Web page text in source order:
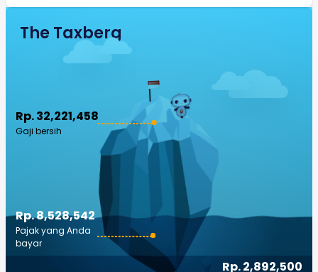
The Taxberg
Rp. 32,221,458
Gaji bersih
Rp. 2,892,500
Rp. 8,528,542
Pajak yang Anda
bayar